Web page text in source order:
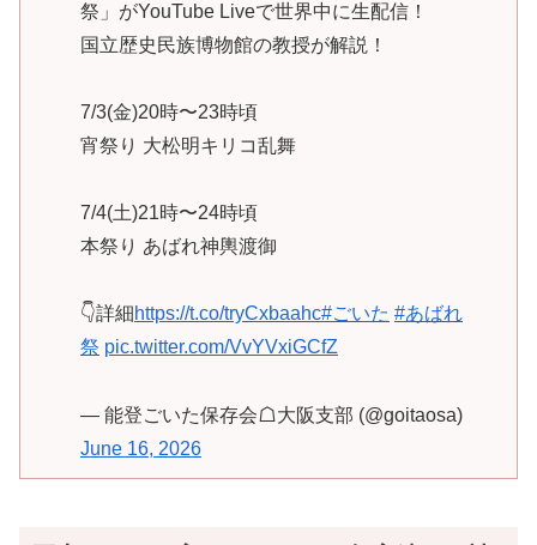
祭」がYouTube Liveで世界中に生配信！
国立歴史民族博物館の教授が解説！
7/3(金)20時〜23時頃
宵祭り 大松明キリコ乱舞
7/4(土)21時〜24時頃
本祭り あばれ神輿渡御
👇詳細 https://t.co/tryCxbaahc#ごいた #あばれ
祭 pic.twitter.com/VvYVxiGCfZ
— 能登ごいた保存会☖大阪支部 (@goitaosa)
June 16, 2026